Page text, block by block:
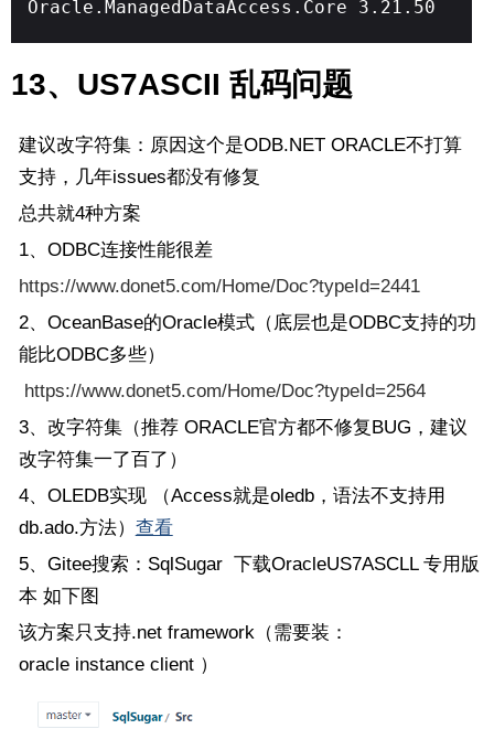
Oracle.ManagedDataAccess.Core 3.21.50
13、US7ASCII 乱码问题
建议改字符集：原因这个是ODB.NET ORACLE不打算
支持，几年issues都没有修复
总共就4种方案
1、ODBC连接性能很差
https://www.donet5.com/Home/Doc?typeId=2441
2、OceanBase的Oracle模式（底层也是ODBC支持的功
能比ODBC多些）
https://www.donet5.com/Home/Doc?typeId=2564
3、改字符集（推荐 ORACLE官方都不修复BUG，建议
改字符集一了百了）
4、OLEDB实现 （Access就是oledb，语法不支持用
db.ado.方法） 查看
5、Gitee搜索：SqlSugar 下载OracleUS7ASCLL 专用版
本 如下图
该方案只支持.net framework（需要装：
oracle instance client ）